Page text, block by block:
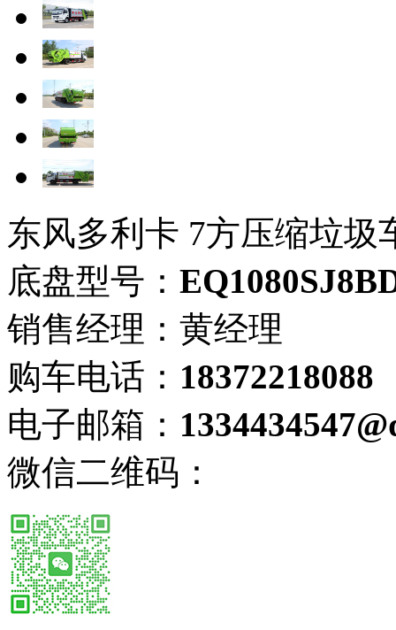
东风多利卡 7方压缩垃圾
底盘型号：
销售经理：黄经理
购车电话： 18372218088
电子邮箱：
微信二维码：